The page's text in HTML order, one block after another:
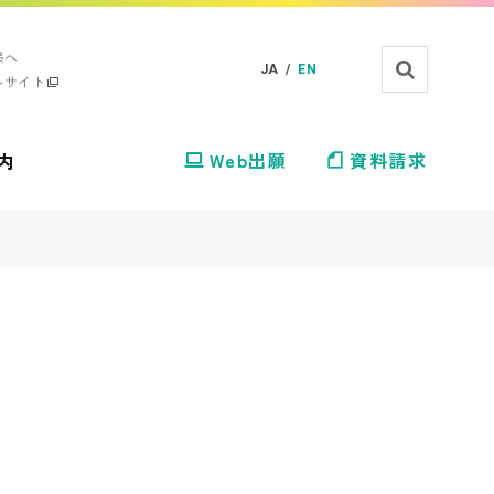
イト
JA / EN
Web出願 資料請求